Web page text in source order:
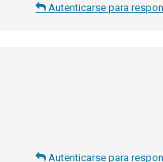
Autenticarse para
Autenticarse para